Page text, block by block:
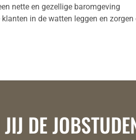
nette en gezellige baromgeving
in de watten leggen en
DE